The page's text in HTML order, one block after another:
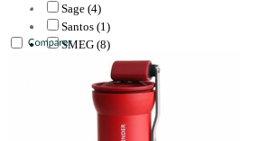
Sage (4)
Santos (1)
SMEG (8)
Timemore (3)
Varia (4)
Wacaco (1)